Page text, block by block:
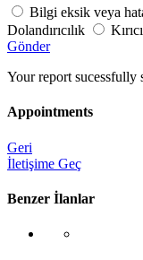
Bilgi eksik veya
Dolandırıcılık
Gönder
Your report sucessfully
Appointments
Geri
İletişime Geç
Benzer İlanlar